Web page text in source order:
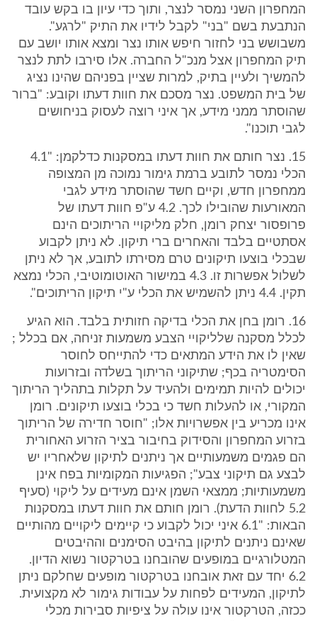
המחפרון השני נמסר לנצר, ותוך כדי עיון בו בקש עובד
הנתבעת בשם "בני" לקבל לידיו את התיק "לרגע".
משבושש בני לחזור חיפש אותו נצר ומצא אותו יושב עם
תיק המחפרון אצל מנכ"ל החברה. אלו סירבו לתת לנצר
להמשיך ולעיין בתיק, למרות שציין בפניהם שהינו נציג
של בית המשפט. נצר מסכם את חוות דעתו וקובע: "ברור
שהוסתר ממני מידע, אך איני רוצה לעסוק בניחושים
לגבי תוכנו".
15. נצר חותם את חוות דעתו במסקנות כדלקמן: "4.1
הכלי נמסר לתובע ברמת גימור נמוכה מן המצופה
ממחפרון חדש, וקיים חשד שהוסתר מידע לגבי
המאורעות שהובילו לכך. 4.2 ע"פ חוות דעתו של
פרופסור יצחק רומן, חלק מליקויי הריתוכים הינם
אסתטיים בלבד והאחרים ברי תיקון. לא ניתן לקבוע
שבכלי בוצעו תיקונים טרם מסירתו לתובע, אך לא ניתן
לשלול אפשרות זו. 4.3 במישור האוטומוטיבי, הכלי נמצא
תקין. 4.4 ניתן להשמיש את הכלי ע"י תיקון הריתוכים".
16. רומן בחן את הכלי בדיקה חזותית בלבד. הוא הגיע
לכלל מסקנה שלליקויי הצבע משמעות זניחה, אם בכלל ;
שאין לו את הידע המתאים כדי להתייחס לחוסר
הסימטריה בכף; שתיקוני הריתוך בשלדה ובזרועות
יכולים להיות תמימים ולהעיד על תקלות בתהליך הריתוך
המקורי, או להעלות חשד כי בכלי בוצעו תיקונים. רומן
אינו מכריע בין אפשרויות אלו; "חוסר חדירה של הריתוך
בזרוע המחפרון והסידוק בחיבור בציר הזרוע האחורית
הם פגמים משמעותיים אך ניתנים לתיקון שלאחריו יש
לבצע גם תיקוני צבע"; הפגיעות המקומיות בפח אינן
משמעותיות; ממצאי השמן אינם מעידים על ליקוי (סעיף
5.2 לחוות הדעת). רומן חותם את חוות דעתו במסקנות
הבאות: "6.1 איני יכול לקבוע כי קיימים ליקויים מהותיים
שאינם ניתנים לתיקון בהיבט הסימנים וההיבטים
המטלורגיים במופעים שהובחנו בטרקטור נשוא הדיון.
6.2 יחד עם זאת אובחנו בטרקטור מופעים שחלקם ניתן
לתיקון, המעידים לפחות על עבודות גימור לא מקצועית.
ככזה, הטרקטור אינו עולה על ציפיות סבירות מכלי